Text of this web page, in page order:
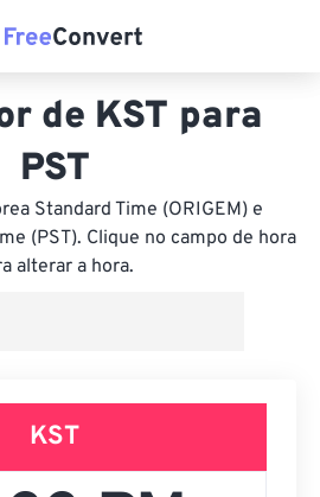
de KST para
PST
Standard Time (ORIGEM) e
(PST). Clique no campo de hora
alterar a hora.
KST